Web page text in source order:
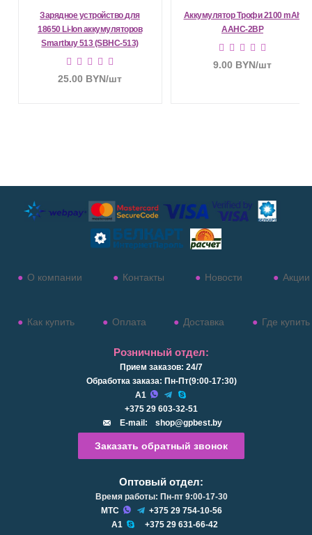
Зарядное устройство для
18650 Li-Ion аккумуляторов
Smartbuy 513 (SBHC-513)
25.00 BYN/шт
Аккумулятор Трофи 2100 mAh
AAHC-2BP
9.00 BYN/шт
О компании Контакты Новости Акции
Как купить Оплата Доставка Где купить
Розничный отдел:
Прием заказов: 24/7
Обработка заказа: Пн-Пт(9:00-17:30)
А1
+375 29 603-32-51
E-mail:
shop@gpbest.by
Заказать обратный звонок
Оптовый отдел:
Время работы: Пн-пт 9:00-17-30
МТС
+375 29 754-10-56
А1
+375 29 631-66-42